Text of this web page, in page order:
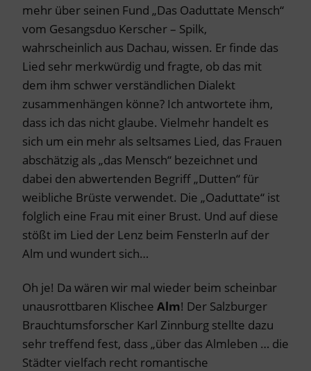
mehr über seinen Fund „Das Oaduttate Mensch“
vom Gesangsduo Kerscher – Spilk,
wahrscheinlich aus Dachau, wissen. Er finde das
Lied sehr merkwürdig und fragte, ob das mit
dem ihm schwer verständlichen Dialekt
zusammenhängen könne? Ich antwortete ihm,
dass ich das nicht glaube. Vielmehr handelt es
sich um ein mehr als seltsames Lied, das Frauen
abschätzig als „das Mensch“ bezeichnet und
dabei den abwertenden Begriff „Dutten“ für
weibliche Brüste verwendet. Die „Oaduttate“ ist
folglich eine Frau mit einer Brust. Und auf diese
stößt im Lied der Lenz beim Fensterln auf der
Alm und wundert sich…
Oh je! Da wären wir mal wieder beim scheinbar
unausrottbaren Klischee Alm! Der Salzburger
Brauchtumsforscher Karl Zinnburg stellte dazu
sehr treffend fest, dass „über das Almleben … die
Städter vielfach recht romantische